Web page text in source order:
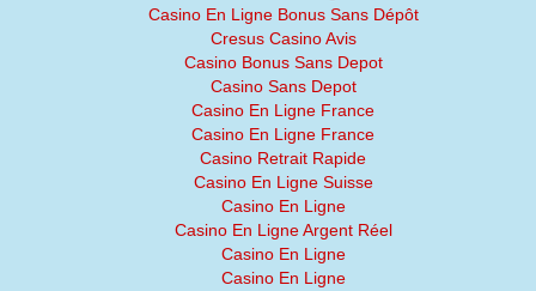
Casino En Ligne Bonus Sans Dépôt
Cresus Casino Avis
Casino Bonus Sans Depot
Casino Sans Depot
Casino En Ligne France
Casino En Ligne France
Casino Retrait Rapide
Casino En Ligne Suisse
Casino En Ligne
Casino En Ligne Argent Réel
Casino En Ligne
Casino En Ligne